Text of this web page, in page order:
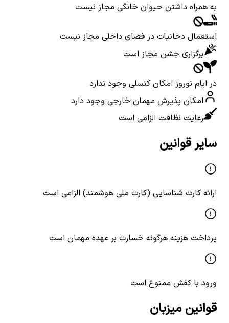
به همراه داشتن حیوان خانگی مجاز نیست
استعمال دخانیات در فضای داخلی مجاز نیست
برگزاری جشن مجاز است
در ایام نوروز امکان کنسلی وجود ندارد
امکان پذیرش مهمان خارجی وجود دارد
رعایت نظافت الزامی است
سایر قوانین
ارائه کارت شناسایی (کارت ملی هوشمند) الزامی است
پرداخت هزینه هرگونه خسارت بر عهده مهمان است
ورود با کفش ممنوع است
قوانین میزبان